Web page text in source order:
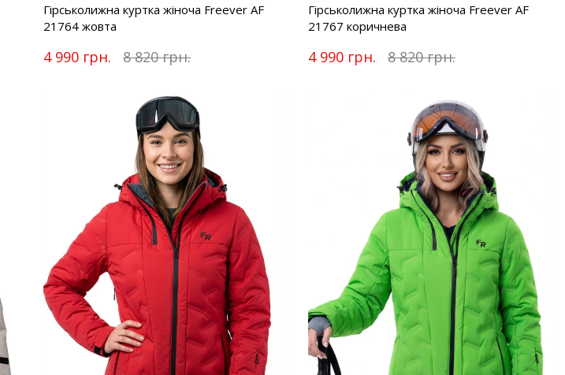
Гірськолижна куртка жіноча Freever AF
21764 жовта
4 990 грн. 8 820 грн.
Гірськолижна куртка жіноча Freever AF
21767 коричнева
4 990 грн. 8 820 грн.